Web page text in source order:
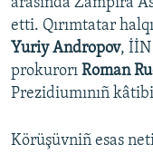
arasında Zampira
etti. Qırımtatar
Yuriy Andropov, İİN
prokurorı Roman
Prezidiumınıñ kâtibi
Körüşüvniñ esas